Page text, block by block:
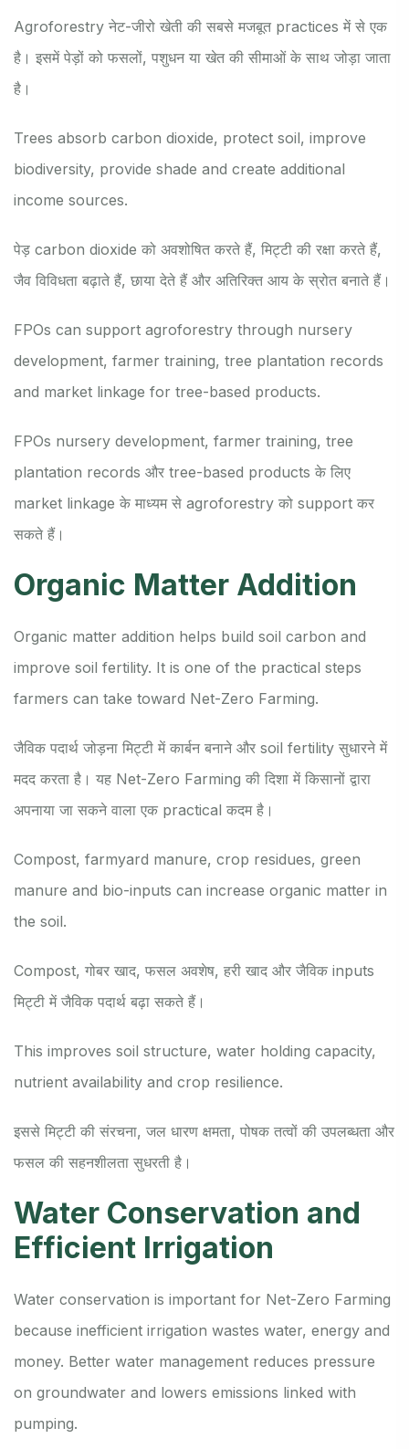
Agroforestry नेट-जीरो खेती की सबसे मजबूत practices में से एक
है। इसमें पेड़ों को फसलों, पशुधन या खेत की सीमाओं के साथ जोड़ा जाता
है।
Trees absorb carbon dioxide, protect soil, improve
biodiversity, provide shade and create additional
income sources.
पेड़ carbon dioxide को अवशोषित करते हैं, मिट्टी की रक्षा करते हैं,
जैव विविधता बढ़ाते हैं, छाया देते हैं और अतिरिक्त आय के स्रोत बनाते हैं।
FPOs can support agroforestry through nursery
development, farmer training, tree plantation records
and market linkage for tree-based products.
FPOs nursery development, farmer training, tree
plantation records और tree-based products के लिए
market linkage के माध्यम से agroforestry को support कर
सकते हैं।
Organic Matter Addition
Organic matter addition helps build soil carbon and
improve soil fertility. It is one of the practical steps
farmers can take toward Net-Zero Farming.
जैविक पदार्थ जोड़ना मिट्टी में कार्बन बनाने और soil fertility सुधारने में
मदद करता है। यह Net-Zero Farming की दिशा में किसानों द्वारा
अपनाया जा सकने वाला एक practical कदम है।
Compost, farmyard manure, crop residues, green
manure and bio-inputs can increase organic matter in
the soil.
Compost, गोबर खाद, फसल अवशेष, हरी खाद और जैविक inputs
मिट्टी में जैविक पदार्थ बढ़ा सकते हैं।
This improves soil structure, water holding capacity,
nutrient availability and crop resilience.
इससे मिट्टी की संरचना, जल धारण क्षमता, पोषक तत्वों की उपलब्धता और
फसल की सहनशीलता सुधरती है।
Water Conservation and
Efficient Irrigation
Water conservation is important for Net-Zero Farming
because inefficient irrigation wastes water, energy and
money. Better water management reduces pressure
on groundwater and lowers emissions linked with
pumping.